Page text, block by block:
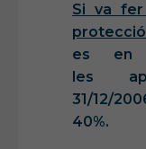
Si va
protecció
es en
les
31/12/
40%.